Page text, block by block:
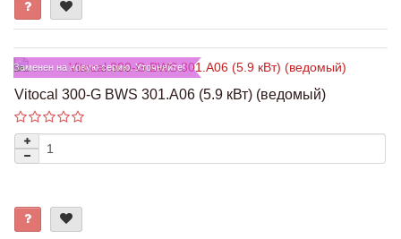
Заменен на новую серию. Уточняйте!
Vitocal 300-G BWS 301.A06 (5.9 кВт) (ведомый)